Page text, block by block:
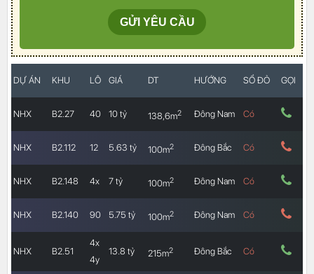
DỰ ÁN KHU LÔ GIÁ DT HƯỚNG SỔ ĐỎ GỌI
NHX B2.27 40 10 tỷ 138,6m2 Đông Nam Có
NHX B2.112 12 5.63 tỷ 100m2 Đông Bắc Có
NHX B2.148 4x 7 tỷ 100m2 Đông Nam Có
NHX B2.140 90 5.75 tỷ 100m2 Đông Nam Có
NHX B2.51
4x
4y
13.8 tỷ 215m2 Đông Bắc Có